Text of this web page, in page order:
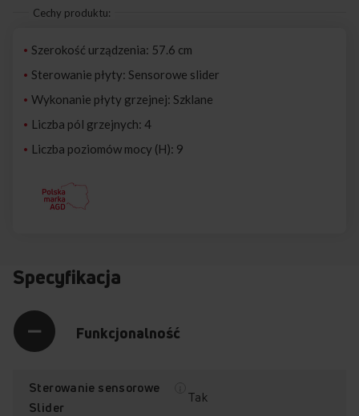
Cechy produktu:
Szerokość urządzenia: 57.6 cm
Sterowanie płyty: Sensorowe slider
Wykonanie płyty grzejnej: Szklane
Liczba pól grzejnych: 4
Liczba poziomów mocy (H): 9
Specyfikacja
Funkcjonalność
Sterowanie sensorowe
Slider
Tak